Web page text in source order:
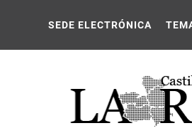
SEDE ELECTRÓNICA